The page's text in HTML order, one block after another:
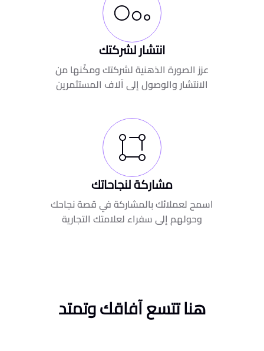
انتشار لشركتك
عزز الصورة الذهنية لشركتك ومكّنها من
الانتشار والوصول إلى آلاف المستثمرين
مشاركة لنجاحاتك
اسمح لعملائك بالمشاركة في قصة نجاحك
وحولهم إلى سفراء لعلامتك التجارية
هنا تتسع آفاقك وتمتد